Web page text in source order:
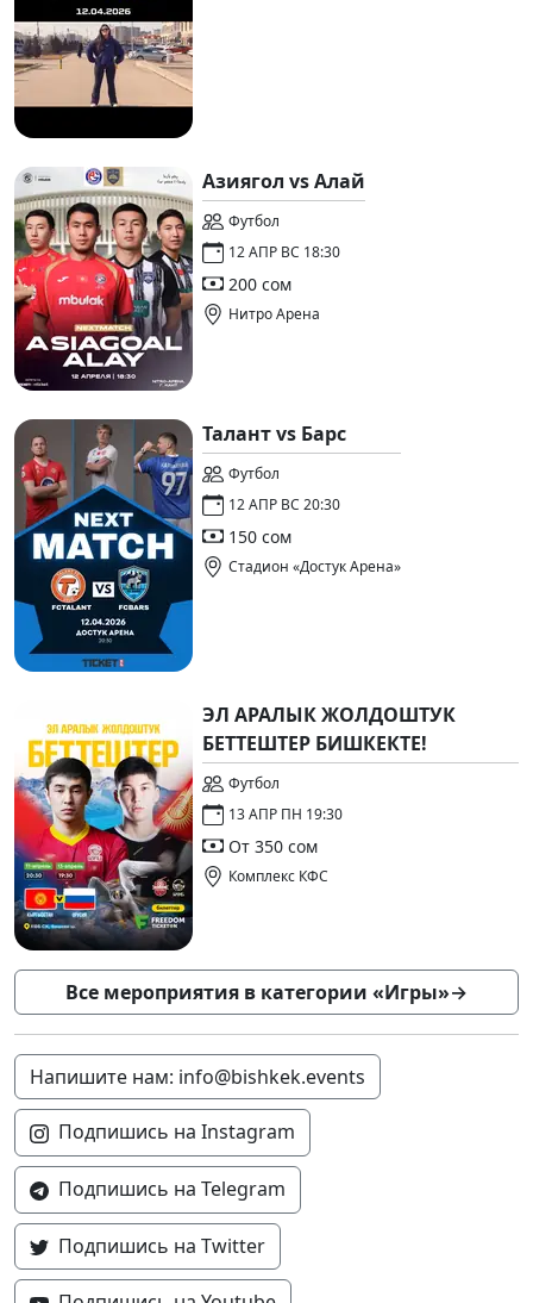
Азиягол vs Алай
Футбол
12 АПР ВС 18:30
200 сом
Нитро Арена
Талант vs Барс
Футбол
12 АПР ВС 20:30
150 сом
Стадион «Достук Арена»
ЭЛ АРАЛЫК ЖОЛДОШТУК
БЕТТЕШТЕР БИШКЕКТЕ!
Футбол
13 АПР ПН 19:30
От 350 сом
Комплекс КФС
Все мероприятия в категории «Игры»→
Напишите нам: info@bishkek.events
Подпишись на Instagram
Подпишись на Telegram
Подпишись на Twitter